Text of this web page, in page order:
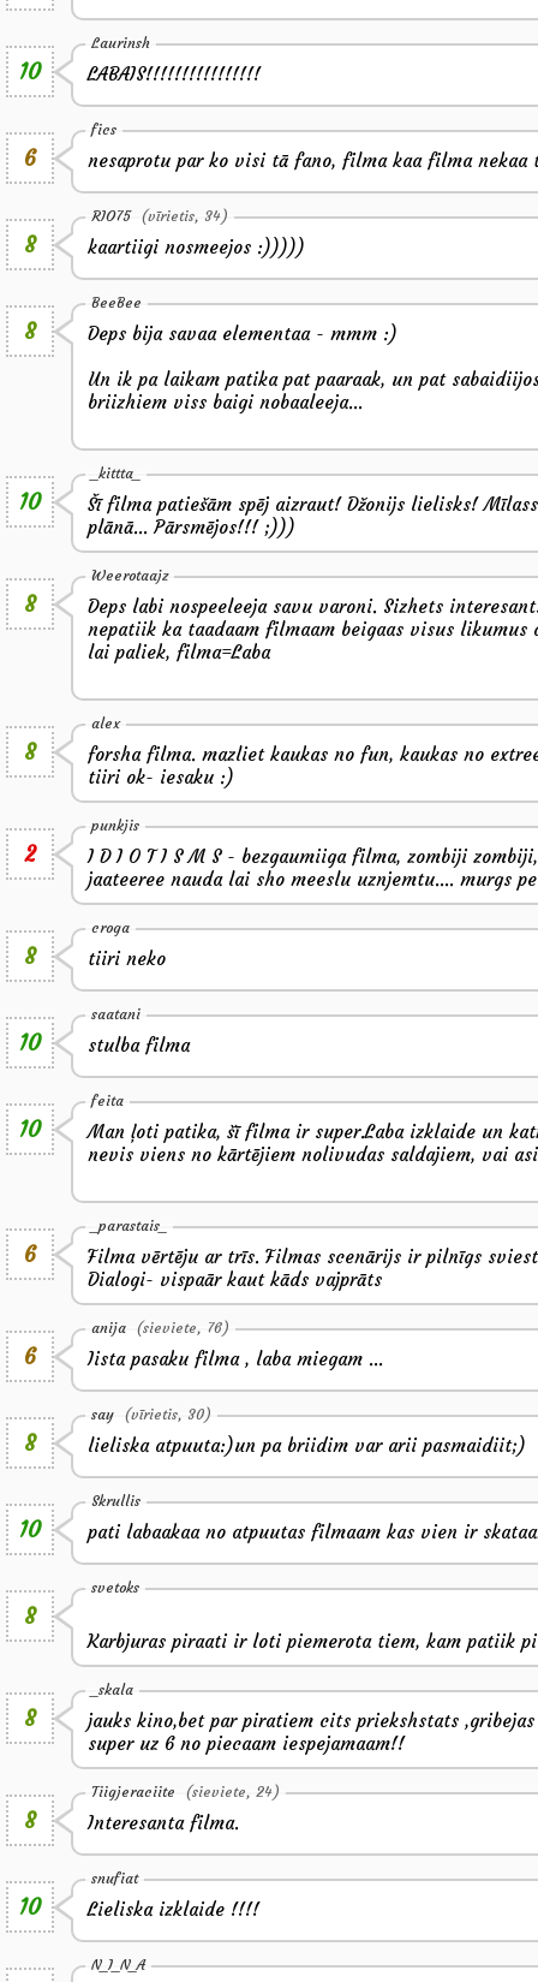
10
Laurinsh
LABAIS!!!!!!!!!!!!!!!!
6
fics
nesaprotu par ko visi tā fano, filma kaa filma nekaa
8
RIO75 (vīrietis, 34)
kaartiigi nosmeejos :)))))
8
BeeBee
Deps bija savaa elementaa - mmm :)
Un ik pa laikam patika pat paaraak, un pat
briizhiem viss baigi nobaaleeja...
10
_kittta_
Šī filma patiešām spēj aizraut! Džonijs lielisks!
plānā... Pārsmējos!!! ;)))
8
Weerotaajz
Deps labi nospeeleeja savu varoni. Sizhets
nepatiik ka taadaam filmaam beigaas visus likumus
lai paliek, filma=Laba
8
alex
forsha filma. mazliet kaukas no fun, kaukas no
tiiri ok- iesaku :)
2
punkjis
I D I O T I S M S - bezgaumiiga filma, zombiji
jaateeree nauda lai sho meeslu uznjemtu.... murgs
8
croga
tiiri neko
10
saatani
stulba filma
10
feita
Man ļoti patika, šī filma ir super.Laba izklaide un
nevis viens no kārtējiem nolivudas saldajiem, vai
6
_parastais_
Filma vērtēju ar trīs. Filmas scenārijs ir pilnīgs
Dialogi- vispaār kaut kāds vajprāts
6
anija (sieviete, 76)
Iista pasaku filma , laba miegam ...
8
say (vīrietis, 30)
lieliska atpuuta:)un pa briidim var arii pasmaidiit;)
10
Skrullis
pati labaakaa no atpuutas filmaam kas vien ir
8
svetoks
Karbjuras piraati ir loti piemerota tiem, kam patiik
8
_skala
jauks kino,bet par piratiem cits priekshstats
super uz 6 no piecaam iespejamaam!!
8
Tiigjeraciite (sieviete, 24)
Interesanta filma.
10
snufiat
Lieliska izklaide !!!!
N_I_N_A